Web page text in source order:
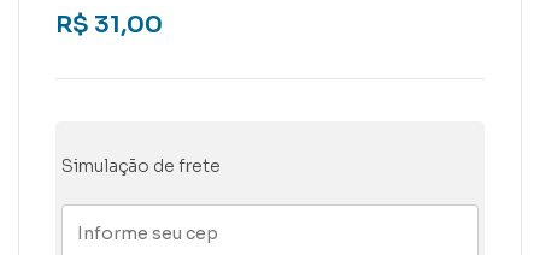
R$ 31,00
Simulação de frete